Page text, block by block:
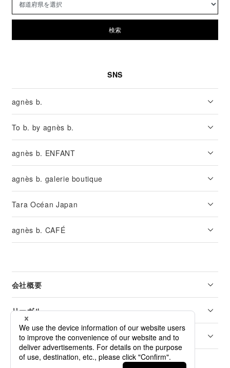
検索
SNS
agnès b.
To b. by agnès b.
agnès b. ENFANT
agnès b. galerie boutique
Tara Océan Japan
agnès b. CAFÉ
会社概要
リーガル
カスタマーサービス